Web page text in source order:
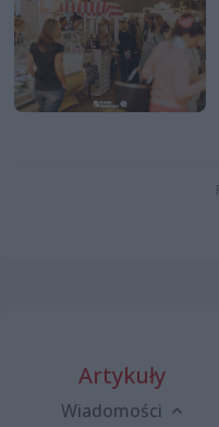
Artykuły
Wiadomości